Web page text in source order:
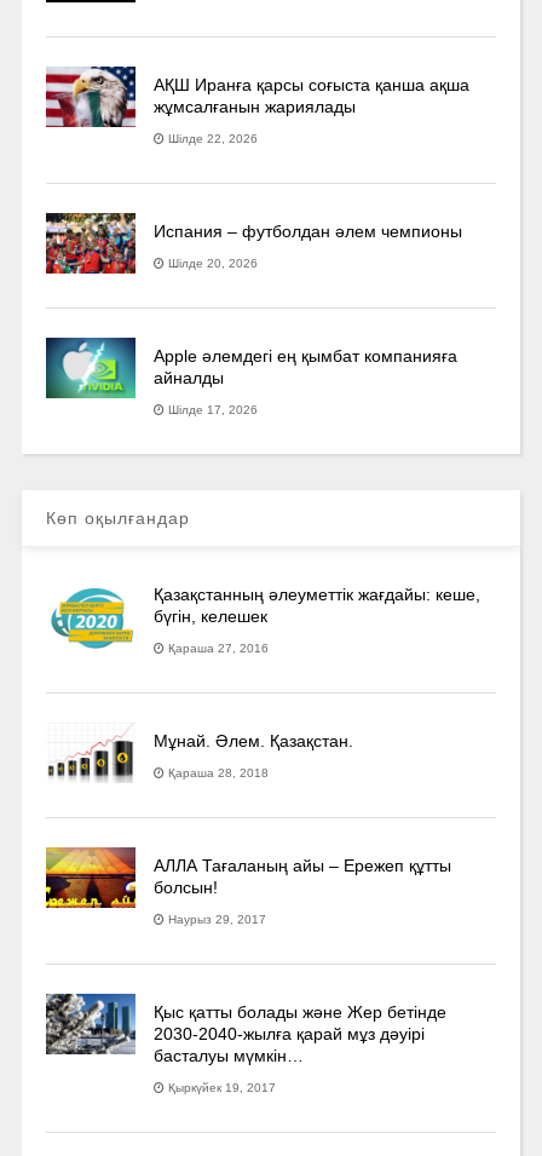
АҚШ Иранға қарсы соғыста қанша ақша
жұмсалғанын жариялады
Шілде 22, 2026
Испания – футболдан әлем чемпионы
Шілде 20, 2026
Apple әлемдегі ең қымбат компанияға
айналды
Шілде 17, 2026
Көп оқылғандар
Қазақстанның әлеуметтік жағдайы: кеше,
бүгін, келешек
Қараша 27, 2016
Мұнай. Әлем. Қазақстан.
Қараша 28, 2018
АЛЛА Тағаланың айы – Ережеп құтты
болсын!
Наурыз 29, 2017
Қыс қатты болады және Жер бетінде
2030-2040­-жылға қарай мұз дәуірі
басталуы мүмкін…
Қыркүйек 19, 2017